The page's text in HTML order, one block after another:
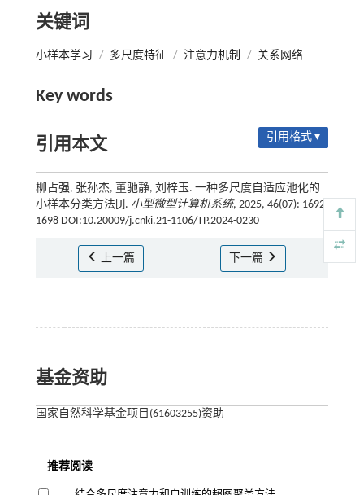
关键词
小样本学习 / 多尺度特征 / 注意力机制 / 关系网络
Key words
引用本文 引用格式 ▾
柳占强, 张孙杰, 董驰静, 刘梓玉. 一种多尺度自适应池化的
小样本分类方法[J]. 小型微型计算机系统, 2025, 46(07): 1692-
1698 DOI:10.20009/j.cnki.21-1106/TP.2024-0230
上一篇 下一篇
基金资助
国家自然科学基金项目(61603255)资助